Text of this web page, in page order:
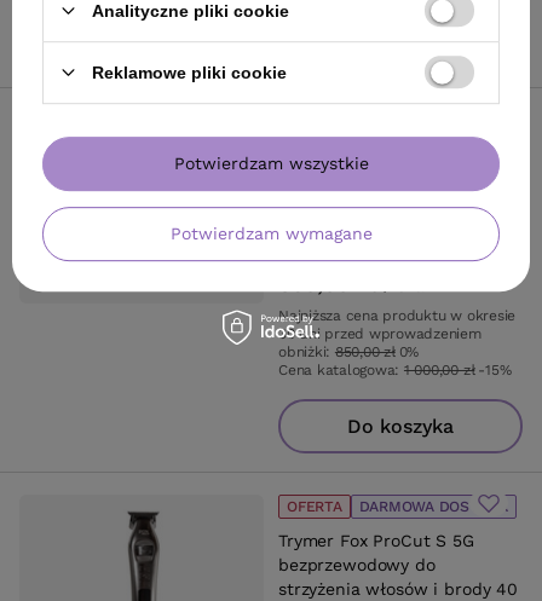
Do koszyka
Zestaw Fox Chronos &
włosów i brody (maszynka,
trymer, golarka, mini golarka)
Najniższa cena produktu w okresie
30 dni przed wprowadzeniem
obniżki: 850,00 zł 0%
Cena katalogowa: 1 000,00 zł -15%
Do koszyka
Trymer Fox ProCut S 5G
bezprzewodowy do
strzyżenia włosów i brody 40
OFERTA DARMOWA DOSTAWA
Analityczne pliki cookie
Reklamowe pliki cookie
Potwierdzam wymagane
Potwierdzam wszystkie